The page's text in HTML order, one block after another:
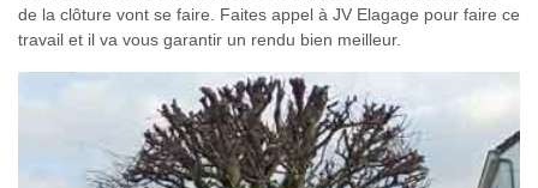
de la clôture vont se faire. Faites appel à JV Elagage pour faire ce
travail et il va vous garantir un rendu bien meilleur.